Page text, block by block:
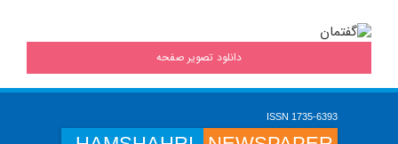
دانلود تصویر صفحه
ISSN 1735-6393